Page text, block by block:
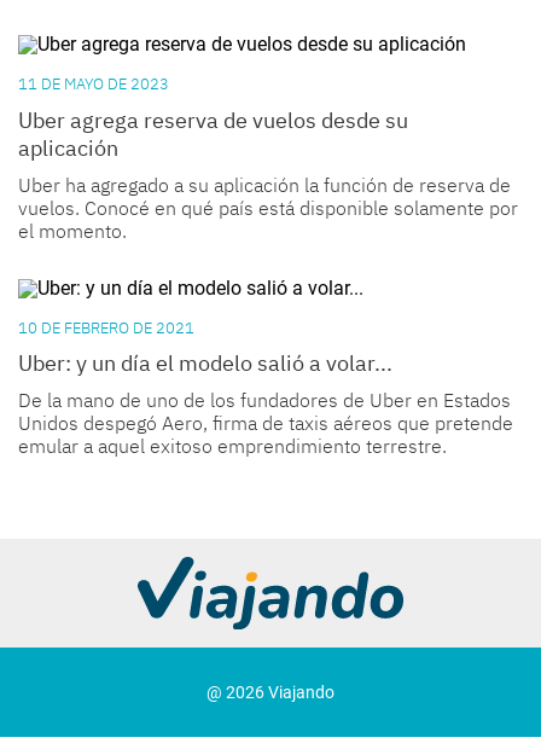
11 DE MAYO DE 2023
Uber agrega reserva de vuelos desde su
aplicación
Uber ha agregado a su aplicación la función de reserva de
vuelos. Conocé en qué país está disponible solamente por
el momento.
10 DE FEBRERO DE 2021
Uber: y un día el modelo salió a volar...
De la mano de uno de los fundadores de Uber en Estados
Unidos despegó Aero, firma de taxis aéreos que pretende
emular a aquel exitoso emprendimiento terrestre.
@ 2026 Viajando